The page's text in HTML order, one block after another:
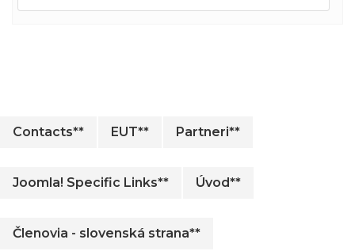
Contacts** EUT** Partneri**
Joomla! Specific Links** Úvod**
Členovia - slovenská strana**